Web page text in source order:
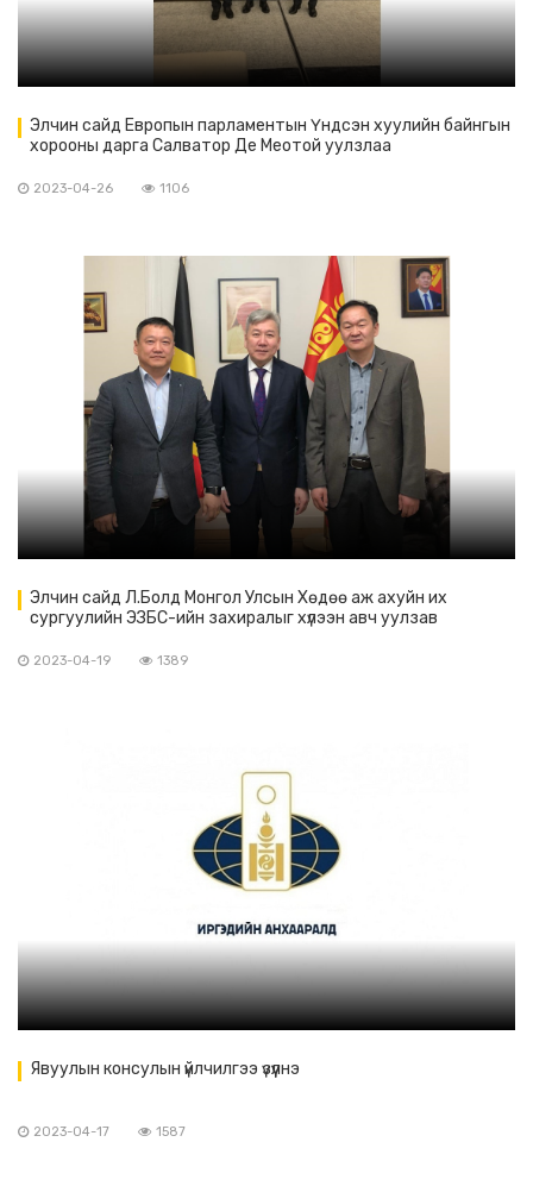
Элчин сайд Европын парламентын Үндсэн хуулийн байнгын
хорооны дарга Салватор Де Меотой уулзлаа
2023-04-26 1106
Элчин сайд Л.Болд Монгол Улсын Хөдөө аж ахуйн их
сургуулийн ЭЗБС-ийн захиралыг хүлээн авч уулзав
2023-04-19 1389
Явуулын консулын үйлчилгээ үзүүлнэ
2023-04-17 1587